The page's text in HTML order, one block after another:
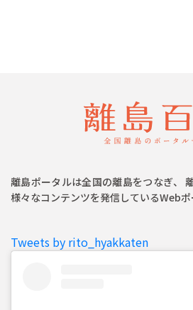
離島ポータルは全国の離島をつなぎ、
様々なコンテンツを発信しているWeb
Tweets by rito_hyakkaten